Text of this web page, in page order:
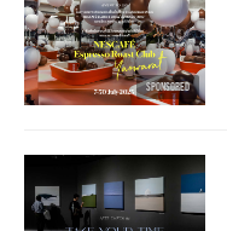
SPONSORED